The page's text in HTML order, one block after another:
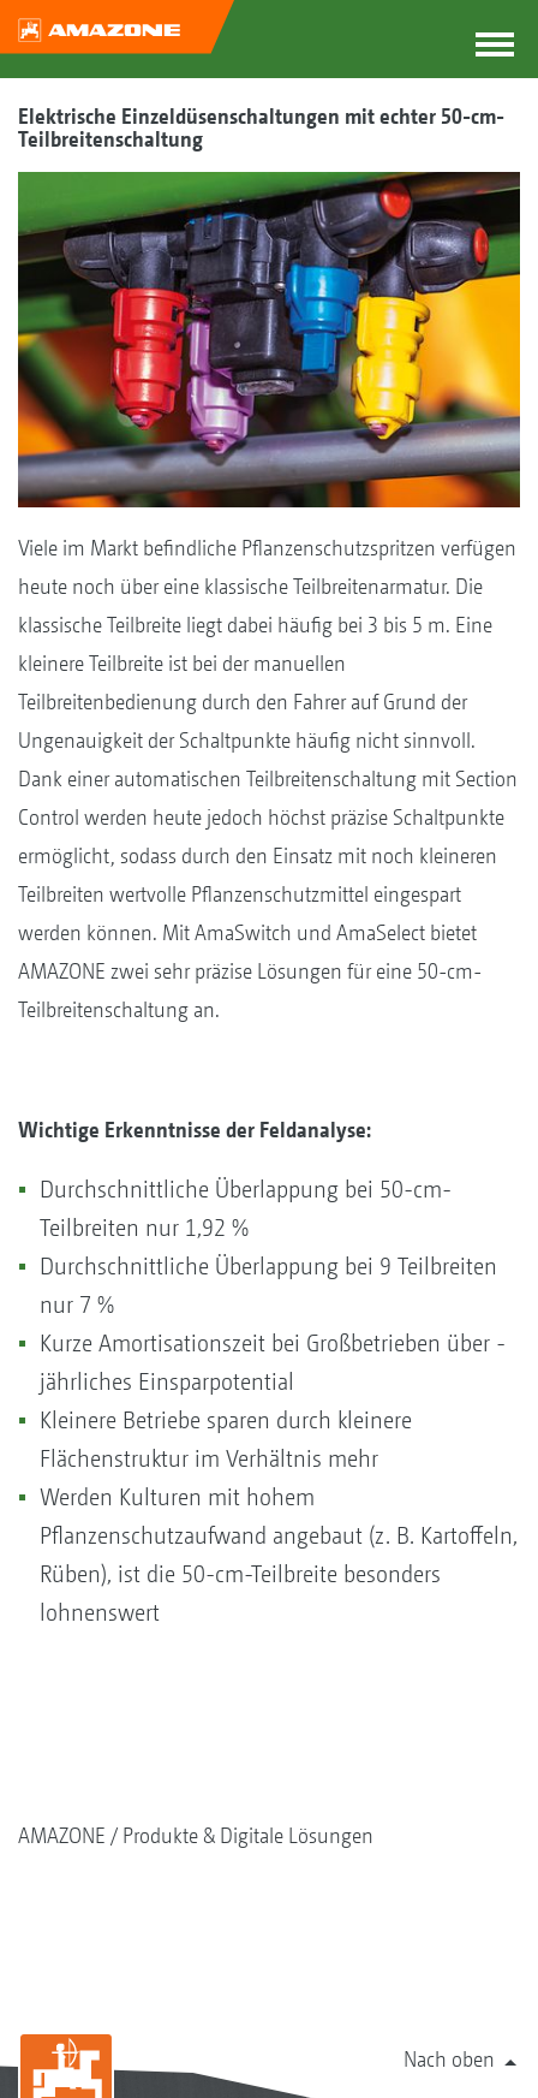
Elektrische Einzeldüsenschaltungen mit echter 50-cm-
Teilbreitenschaltung
Viele im Markt befindliche Pflanzenschutzspritzen ver­fügen
heute noch über eine klassische Teilbreitenarmatur. Die
klassische Teilbreite liegt dabei häufig bei 3 bis 5 m. Eine
kleinere Teilbreite ist bei der manuellen
Teilbreitenbedienung durch den Fahrer auf Grund der
Ungenauigkeit der Schaltpunkte häufig nicht sinnvoll.
Dank einer automatischen Teilbreitenschaltung mit Section
Control werden heute jedoch höchst präzise Schaltpunkte
ermöglicht, sodass durch den Einsatz mit noch kleineren
Teilbreiten wertvolle Pflanzenschutzmittel eingespart
werden können. Mit AmaSwitch und AmaSelect bietet
AMAZONE zwei sehr präzise Lösungen für eine 50-cm-
Teilbreitenschaltung an.
Wichtige Erkenntnisse der Feldanalyse:
Durchschnittliche Überlappung bei 50-cm-
Teilbreiten nur 1,92 %
Durchschnittliche Überlappung bei 9 Teilbreiten
nur 7 %
Kurze Amortisationszeit bei Großbetrieben über ­
jähr­liches Einsparpotential
Kleinere Betriebe sparen durch kleinere
Flächenstruktur im Verhältnis mehr
Werden Kulturen mit hohem
Pflanzenschutzaufwand angebaut (z. B. Kartoffeln,
Rüben), ist die 50-cm-Teilbreite besonders
lohnenswert
AMAZONE Produkte & Digitale Lösungen
Nach oben